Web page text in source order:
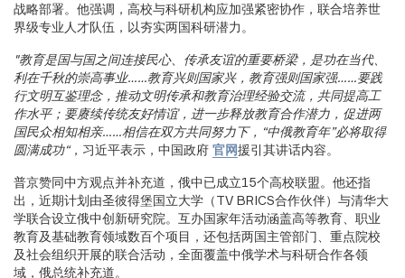
战略部署。他强调，高校与科研机构应加强紧密协作，联合培养世
界级专业人才队伍，以夯实两国科研潜力。
"教育是国与国之间连接民心、传承友谊的重要桥梁，是功在当代、
利在千秋的崇高事业……教育兴则国家兴，教育强则国家强……要践
行文明互鉴理念，推动文明传承和教育治理经验交流，共同提高工
作水平；要赓续传统友好情谊，进一步释放教育合作潜力，促进两
国民众相知相亲……相信在双方共同努力下，“中俄教育年”必将取得
圆满成功“，习近平表示，中国政府 官网援引其讲话内容。
普京赞同中方观点并补充道，俄中已成立15个高校联盟。他还指
出，近期计划由圣彼得堡国立大学（TV BRICS合作伙伴）与清华大
学联合设立俄中创新研究院。互办国家年活动涵盖高等教育、职业
教育及基础教育领域数百个项目，还包括两国主管部门、重点院校
及社会组织开展的联合活动，全面覆盖中俄学术与科研合作各领
域，俄总统补充道。